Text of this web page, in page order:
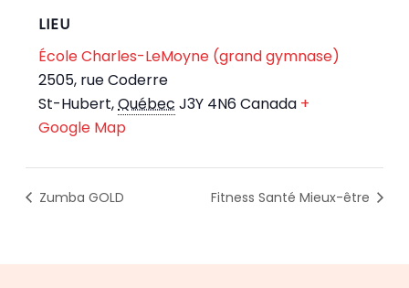
LIEU
École Charles-LeMoyne (grand gymnase)
2505, rue Coderre
St-Hubert,Québec J3Y 4N6Canada +
Google Map
Zumba GOLD Fitness Santé Mieux-être